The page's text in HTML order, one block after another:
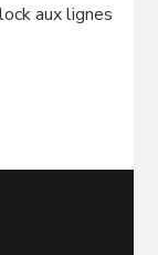
aux lignes